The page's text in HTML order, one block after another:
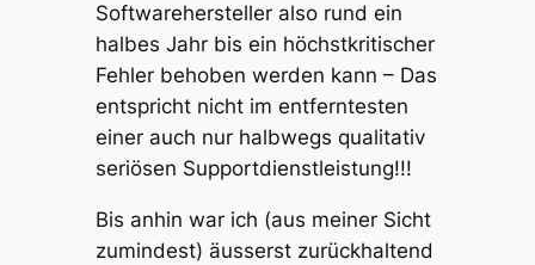
Softwarehersteller also rund ein
halbes Jahr bis ein höchstkritischer
Fehler behoben werden kann – Das
entspricht nicht im entferntesten
einer auch nur halbwegs qualitativ
seriösen Supportdienstleistung!!!
Bis anhin war ich (aus meiner Sicht
zumindest) äusserst zurückhaltend